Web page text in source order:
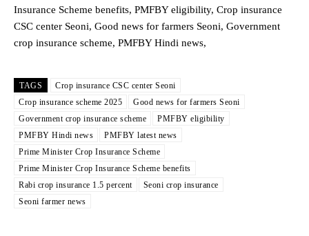
Insurance Scheme benefits, PMFBY eligibility, Crop insurance
CSC center Seoni, Good news for farmers Seoni, Government
crop insurance scheme, PMFBY Hindi news,
TAGS
Crop insurance CSC center Seoni
Crop insurance scheme 2025
Good news for farmers Seoni
Government crop insurance scheme
PMFBY eligibility
PMFBY Hindi news
PMFBY latest news
Prime Minister Crop Insurance Scheme
Prime Minister Crop Insurance Scheme benefits
Rabi crop insurance 1.5 percent
Seoni crop insurance
Seoni farmer news